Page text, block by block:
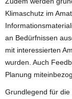
Klimaschutz im
an Bedürfnissen
mit interessierten
wurden. Auch
Planung
Grundlegend für